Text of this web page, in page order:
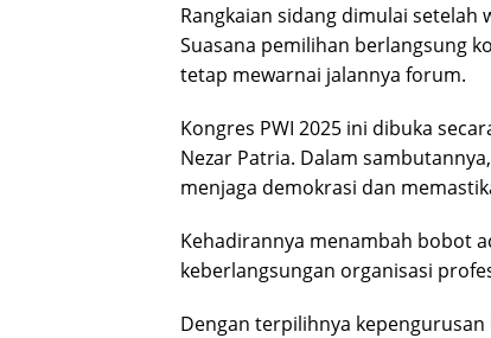
Rangkaian sidang dimulai
Suasana pemilihan berlangsung
tetap mewarnai jalannya forum.
Kongres PWI 2025 ini dibuka
Nezar Patria. Dalam
menjaga demokrasi dan
Kehadirannya menambah bobot
keberlangsungan organisasi
Dengan terpilihnya